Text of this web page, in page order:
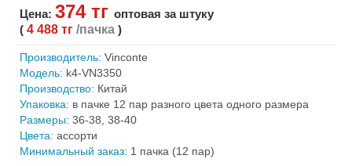
Цена: 374 тг оптовая за штуку
( 4 488 тг /пачка )
Производитель: Vinconte
Модель: k4-VN3350
Производство: Китай
Упаковка: в пачке 12 пар разного цвета одного размера
Размеры: 36-38, 38-40
Цвета: ассорти
Минимальный заказ: 1 пачка (12 пар)